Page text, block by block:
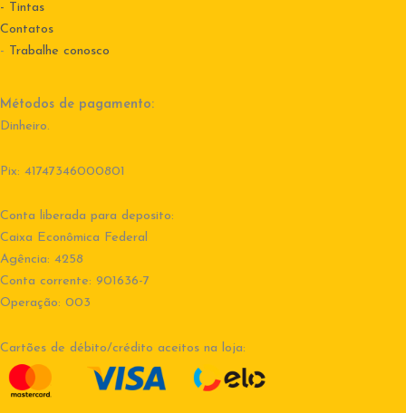
- Tintas
Contatos
- Trabalhe conosco
Métodos de pagamento:
Dinheiro.
Pix: 41747346000801
Conta liberada para deposito:
Caixa Econômica Federal
Agência: 4258
Conta corrente: 901636-7
Operação: 003
Cartões de débito/crédito aceitos na loja: